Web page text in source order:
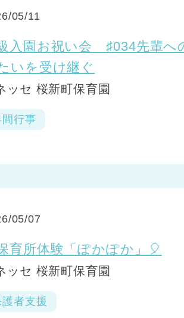
05/11
入園お祝い会 ♯034先輩へ
いを受け継ぐ
ッセ 桜新町保育園
間行事
05/07
育所体験「ぽかぽか」🎈
ッセ 桜新町保育園
護者支援